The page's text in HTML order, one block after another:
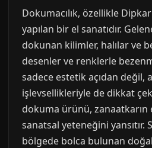
Dokumacılık, özellikle
yapılan bir el sanatıdır.
dokunan kilimler, halılar ve
desenler ve renklerle
sadece estetik açıdan değil,
işlevsellikleriyle de dikkat
dokuma ürünü, zanaatkarın
sanatsal yeteneğini yansıtır.
bölgede bolca bulunan